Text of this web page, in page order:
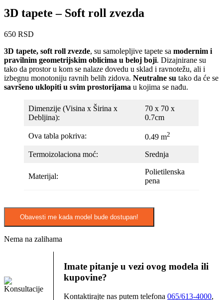
3D tapete – Soft roll zvezda
650 RSD
3D tapete, soft roll zvezde, su samolepljive tapete sa modernim i
pravilnim geometrijskim oblicima u beloj boji. Dizajnirane su
tako da prostor u kom se nalaze dovedu u sklad i ravnotežu, ali i
izbegnu monotoniju ravnih belih zidova. Neutralne su tako da će se
savršeno uklopiti u svim prostorijama u kojima se nađu.
Dimenzije (Visina x Širina x
Debljina):
70 x 70 x
0.7cm
Ova tabla pokriva: 0.49 m2
Termoizolaciona moć: Srednja
Materijal:
Polietilenska
pena
Obavesti me kada model bude dostupan!
Nema na zalihama
Imate pitanje u vezi ovog modela ili
kupovine?
Kontaktirajte nas putem telefona 065/613-4000,